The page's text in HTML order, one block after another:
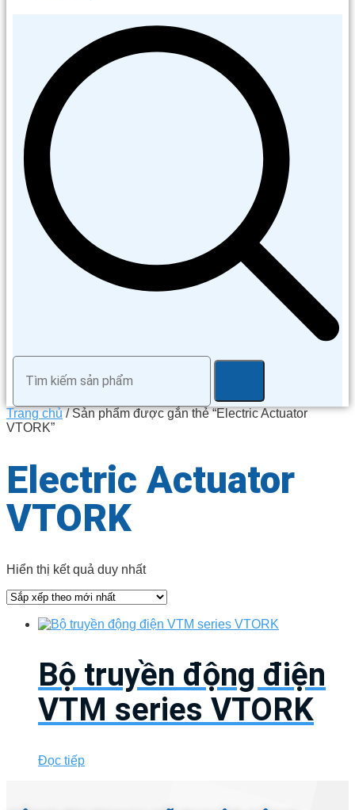
Trang chủ/ Sản phẩm được gắn thẻ “Electric Actuator
VTORK”
Electric Actuator
VTORK
Hiển thị kết quả duy nhất
Bộ truyền động điện
VTM series VTORK
Đọc tiếp